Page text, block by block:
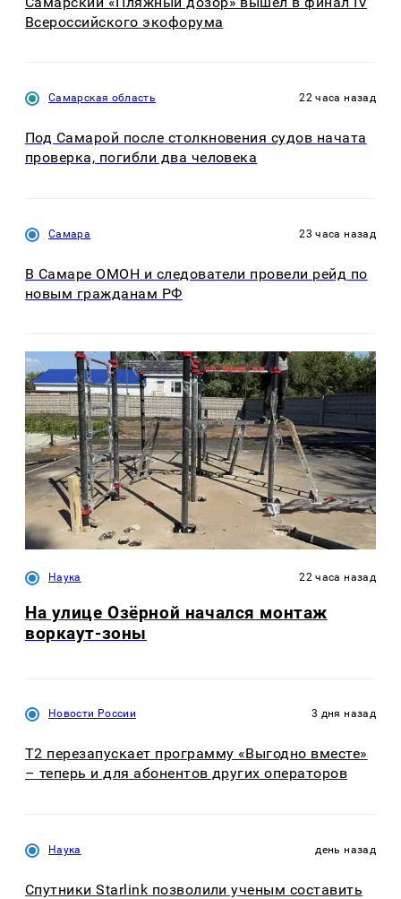
Всероссийского экофорума
Самарская область 22 часа назад
Под Самарой после столкновения судов начата
проверка, погибли два человека
Самара 23 часа назад
В Самаре ОМОН и следователи провели рейд по
новым гражданам РФ
Наука 22 часа назад
На улице Озëрной начался монтаж
воркаут-зоны
Новости России 3 дня назад
Т2 перезапускает программу «Выгодно вместе»
– теперь и для абонентов других операторов
Наука день назад
Спутники Starlink позволили ученым составить